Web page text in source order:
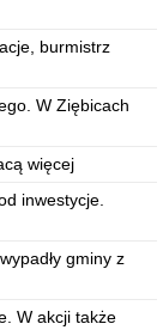
burmistrz
W Ziębicach
więcej
inwestycje.
gminy z
W akcji także